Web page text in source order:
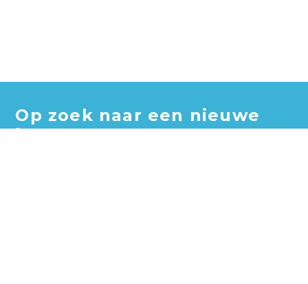
Op zoek naar een nieuwe
baan?